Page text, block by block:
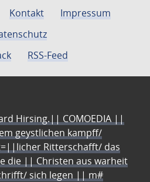
Kontakt
Impressum
RSS-Feed
Hirsing.|| COMOEDIA ||
geystlichen kampff/
Ritterschafft/ das
die || Christen aus warheit
sich legen || m#